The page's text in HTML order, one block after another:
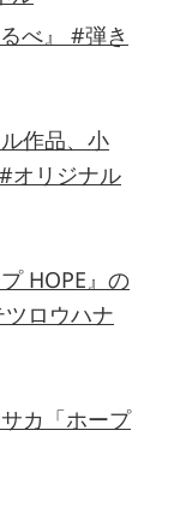
べ』 #弾き
作品、小
オリジナル
HOPE』の
ロウハナ
カ「ホープ